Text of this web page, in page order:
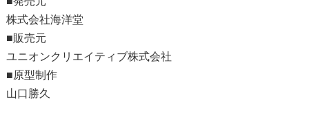
株式会社海洋堂
■販売元
ユニオンクリエイティブ株式会社
■原型制作
山口勝久